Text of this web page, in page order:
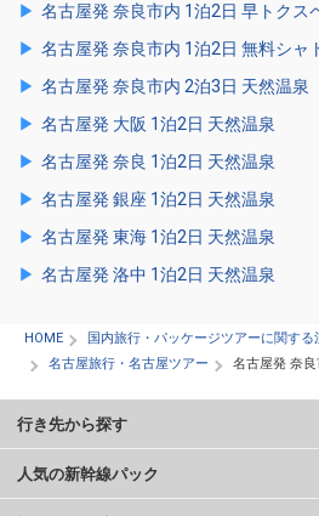
名古屋発 奈良市内 1泊2日 早トクス
名古屋発 奈良市内 1泊2日 無料シャ
名古屋発 奈良市内 2泊3日 天然温泉
名古屋発 大阪 1泊2日 天然温泉
名古屋発 奈良 1泊2日 天然温泉
名古屋発 銀座 1泊2日 天然温泉
名古屋発 東海 1泊2日 天然温泉
名古屋発 洛中 1泊2日 天然温泉
HOME
国内旅行・パッケージツアーに関す
名古屋旅行・名古屋ツアー
名古屋発 奈
行き先から探す
人気の新幹線パック